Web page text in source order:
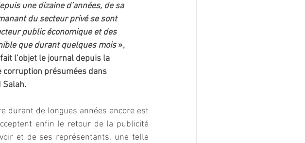
une dizaine d’années, de sa
du secteur privé se sont
public économique et des
que durant quelques mois »,
l’objet le journal depuis la
présumées dans
Salah.
durant de longues années encore est
enfin le retour de la publicité
et de ses représentants, une telle